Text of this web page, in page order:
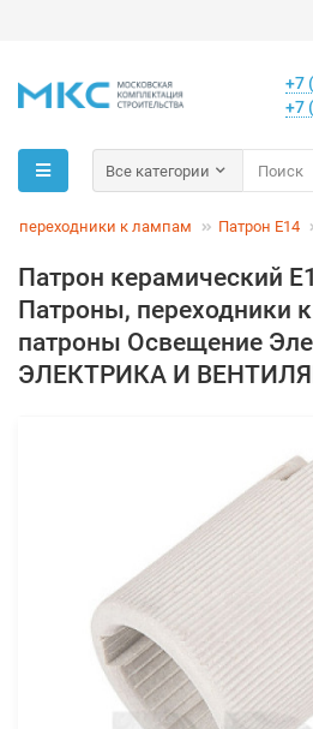
+7
+7
Все категории
переходники к лампам Патрон Е14
Патрон керамический
Патроны, переходники
патроны Освещение
ЭЛЕКТРИКА И